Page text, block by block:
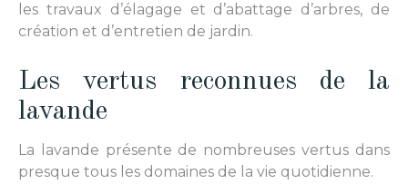
les travaux d’élagage et d’abattage d’arbres, de
création et d’entretien de jardin.
Les vertus reconnues de la
lavande
La lavande présente de nombreuses vertus dans
presque tous les domaines de la vie quotidienne.